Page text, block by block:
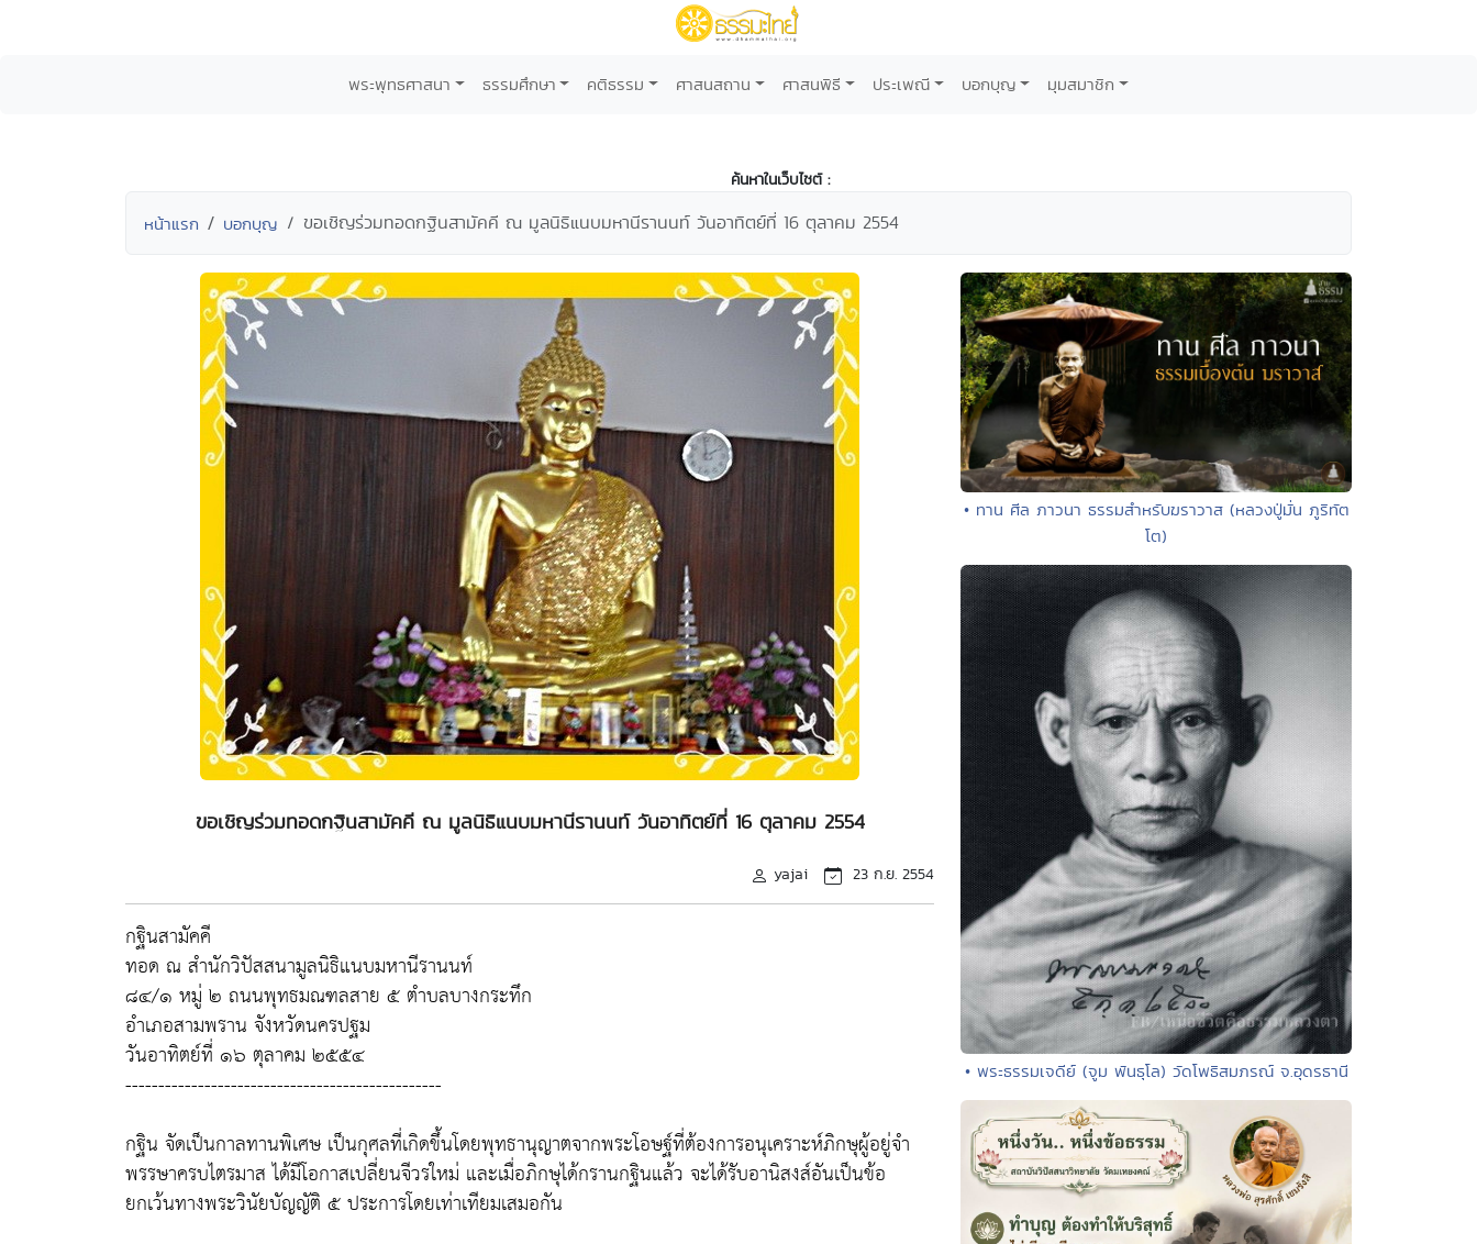
พระพุทธศาสนา ธรรมศึกษา คติธรรม ศาสนสถาน ศาสนพิธี ประเพณี บอกบุญ มุมสมาชิก
ค้นหาในเว็บไซต์ :
หน้าแรก บอกบุญ ขอเชิญร่วมทอดกฐินสามัคคี ณ มูลนิธิแนบมหานีรานนท์ วันอาทิตย์ที่ 16 ตุลาคม 2554
ขอเชิญร่วมทอดกฐินสามัคคี ณ มูลนิธิแนบมหานีรานนท์ วันอาทิตย์ที่ 16 ตุลาคม 2554
yajai 23 ก.ย. 2554
กฐินสามัคคี
ทอด ณ สำนักวิปัสสนามูลนิธิแนบมหานีรานนท์
๘๔/๑ หมู่ ๒ ถนนพุทธมณฑลสาย ๕ ตำบลบางกระทึก
อำเภอสามพราน จังหวัดนครปฐม
วันอาทิตย์ที่ ๑๖ ตุลาคม ๒๕๕๔
------------------------------------------------
กฐิน จัดเป็นกาลทานพิเศษ เป็นกุศลที่เกิดขึ้นโดยพุทธานุญาตจากพระโอษฐ์ที่ต้องการอนุเคราะห์ภิกษุผู้อยู่จำ
พรรษาครบไตรมาส ได้มีโอกาสเปลี่ยนจีวรใหม่ และเมื่อภิกษุได้กรานกฐินแล้ว จะได้รับอานิสงส์อันเป็นข้อ
ยกเว้นทางพระวินัยบัญญัติ ๕ ประการโดยเท่าเทียมเสมอกัน
• ทาน ศีล ภาวนา ธรรมสำหรับฆราวาส (หลวงปู่มั่น ภูริทัต
โต)
• พระธรรมเจดีย์ (จูม พันธุโล) วัดโพธิสมภรณ์ จ.อุดรธานี